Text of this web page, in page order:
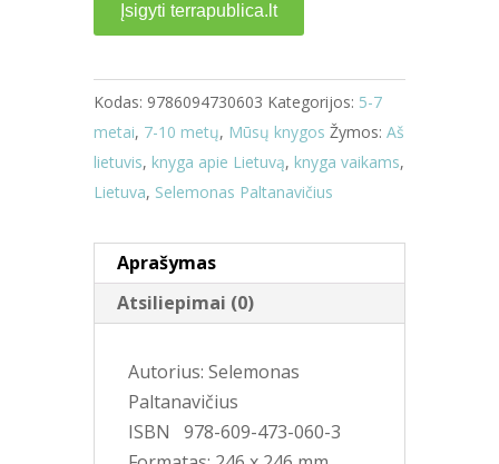
Įsigyti terrapublica.lt
Kodas: 9786094730603 Kategorijos: 5-7
metai, 7-10 metų, Mūsų knygos Žymos: Aš
lietuvis, knyga apie Lietuvą, knyga vaikams,
Lietuva, Selemonas Paltanavičius
Aprašymas
Atsiliepimai (0)
Autorius: Selemonas
Paltanavičius
ISBN 978-609-473-060-3